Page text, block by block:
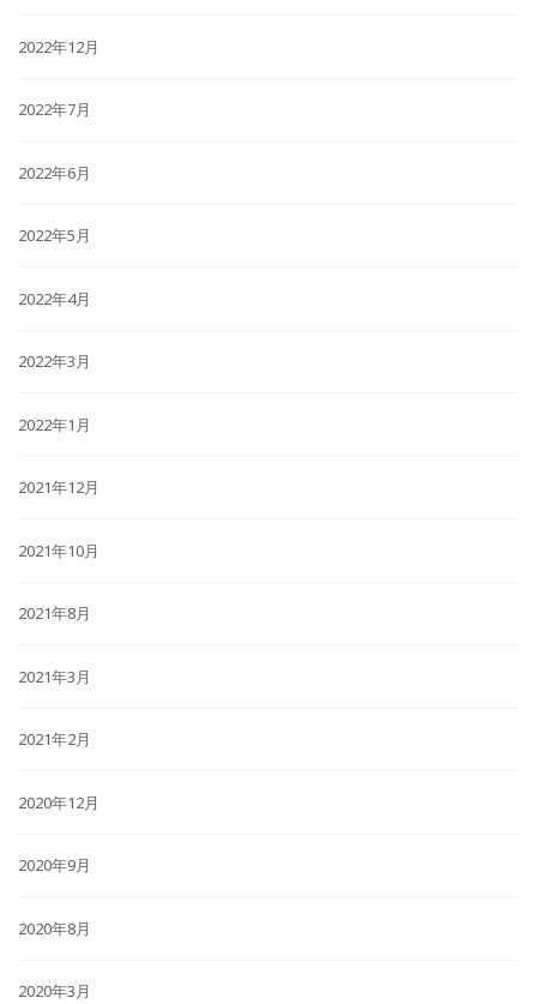
2022年12月
2022年7月
2022年6月
2022年5月
2022年4月
2022年3月
2022年1月
2021年12月
2021年10月
2021年8月
2021年3月
2021年2月
2020年12月
2020年9月
2020年8月
2020年3月